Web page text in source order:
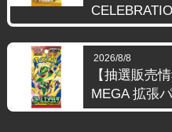
2026/8/8
【抽選販売
MEGA 拡張